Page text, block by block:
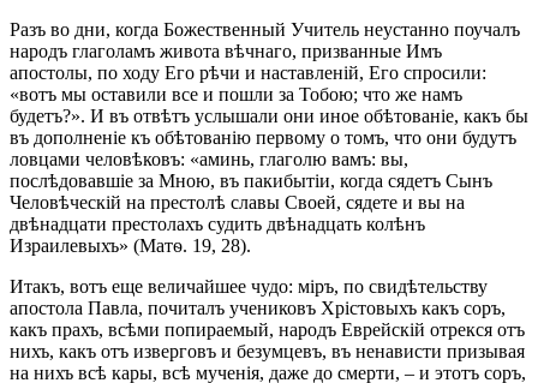
Разъ во дни, когда Божественный Учитель неустанно поучалъ
народъ глаголамъ живота вѣчнаго, призванные Имъ
апостолы, по ходу Его рѣчи и наставленій, Его спросили:
«вотъ мы оставили все и пошли за Тобою; что же намъ
будетъ?». И въ отвѣтъ услышали они иное обѣтованіе, какъ бы
въ дополненіе къ обѣтованію первому о томъ, что они будутъ
ловцами человѣковъ: «аминь, глаголю вамъ: вы,
послѣдовавшіе за Мною, въ пакибытіи, когда сядетъ Сынъ
Человѣческій на престолѣ славы Своей, сядете и вы на
двѣнадцати престолахъ судить двѣнадцать колѣнъ
Израилевыхъ» (Матѳ. 19, 28).
Итакъ, вотъ еще величайшее чудо: міръ, по свидѣтельству
апостола Павла, почиталъ учениковъ Хрістовыхъ какъ соръ,
какъ прахъ, всѣми попираемый, народъ Еврейскій отрекся отъ
нихъ, какъ отъ изверговъ и безумцевъ, въ ненависти призывая
на нихъ всѣ кары, всѣ мученія, даже до смерти, – и этотъ соръ,